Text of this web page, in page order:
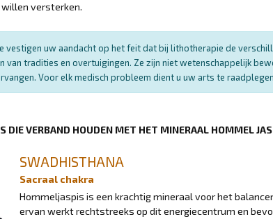
willen versterken.
vestigen uw aandacht op het feit dat bij lithotherapie de
van tradities en overtuigingen. Ze zijn niet wetenschappelijk
Voor elk medisch probleem dient u uw arts te
DIE VERBAND HOUDEN MET HET MINERAAL HOMMEL
SWADHISTHANA
Sacraal chakra
Hommeljaspis is een krachtig mineraal voor het
ervan werkt rechtstreeks op dit energiecentrum en